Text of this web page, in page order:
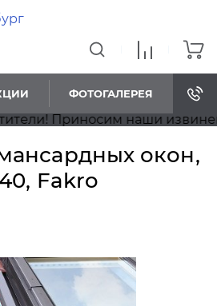
ФОТОГАЛЕРЕЯ
Приносим наши
окон,
Fakro